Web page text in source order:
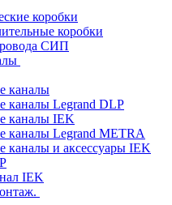
коробки
коробки
СИП
каналы
каналы Legrand DLP
каналы IEK
каналы Legrand METRA
каналы и аксессуары IEK
IEK